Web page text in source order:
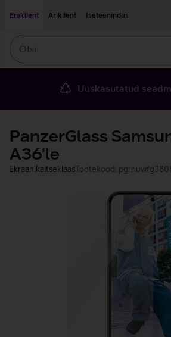
Eraklient
Äriklient Iseteenindus
Uuskasutatud
PanzerGlass
A36'le
EkraanikaitseklaasTootekood: